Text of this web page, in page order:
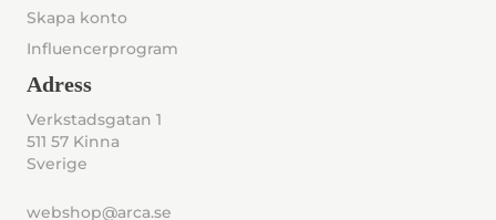
Skapa konto
Influencerprogram
Adress
Verkstadsgatan 1
511 57 Kinna
Sverige
webshop@arca.se